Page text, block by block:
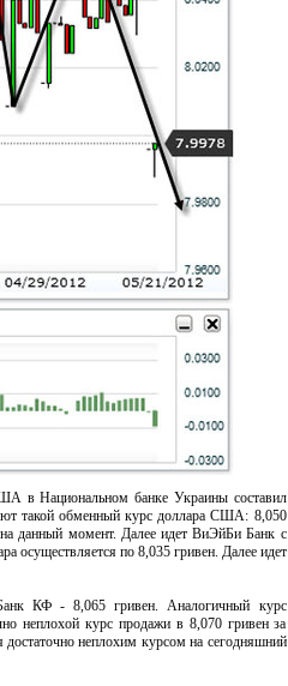
в Национальном банке Украины составил
такой обменный курс доллара США: 8,050
данный момент. Далее идет ВиЭйБи Банк с
осуществляется по 8,035 гривен. Далее идет
КФ - 8,065 гривен. Аналогичный курс
неплохой курс продажи в 8,070 гривен за
неплохим курсом на сегодняшний